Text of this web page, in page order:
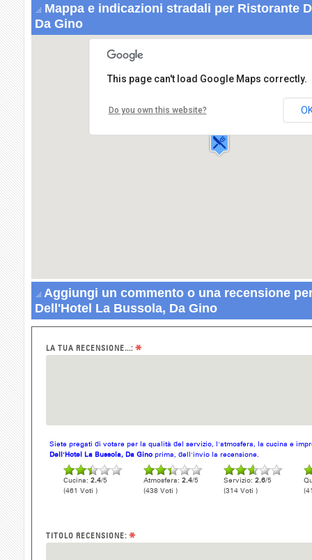
Mappa e indicazioni stradali per Ristorante
Da Gino
Localita' Catena, via Vecchia
328
This page can't load Google Maps correctly.
Do you own this website?
Aggiungi un commento o una recensione
Dell'Hotel La Bussola, Da Gino
LA TUA RECENSIONE...: *
Siete pregati di votare per la qualità del servizio, l'atmosfera, la cucina e
Dell'Hotel La Bussola, Da Gino prima, dell'invio la recensione.
Cucina: 2.4/5
(461 Voti )
Atmosfera: 2.4/5
(438 Voti )
Servizio: 2.6/5
(314 Voti )
TITOLO RECENSIONE: *